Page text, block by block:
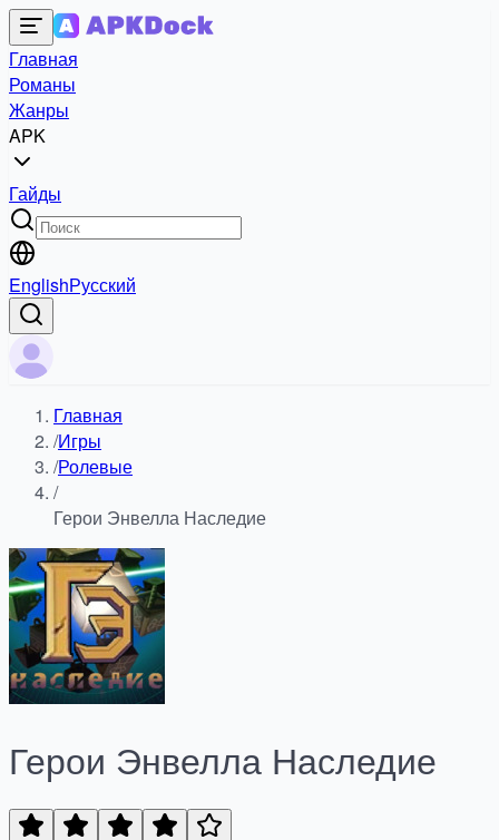
Главная
Романы
Жанры
APK
Гайды
EnglishРусский
Главная
/Игры
/Ролевые
/
Герои Энвелла Наследие
Герои Энвелла Наследие